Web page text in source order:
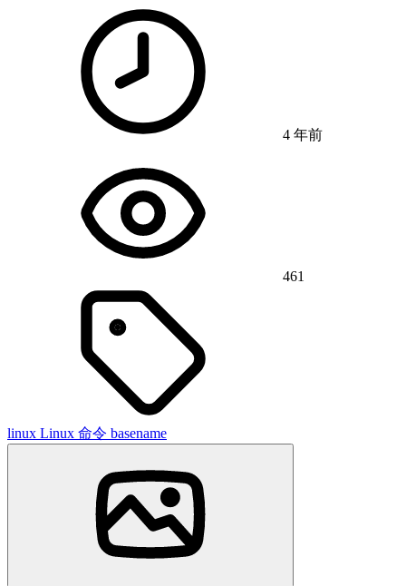
4 年前
461
linux Linux 命令 basename